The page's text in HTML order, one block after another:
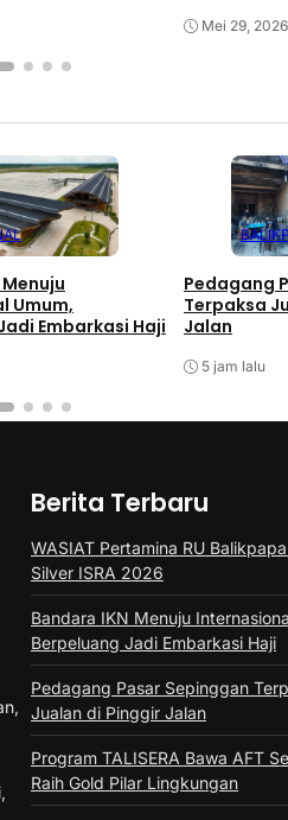
Mei 29, 2026
Umum,
Embarkasi Haji
Pedagang
Terpaksa
Jalan
5 jam lalu
Berita Terbaru
WASIAT Pertamina RU
Silver ISRA 2026
Bandara IKN Menuju
Berpeluang Jadi Embarkasi Haji
Pedagang Pasar Sepinggan
Jualan di Pinggir Jalan
Program TALISERA Bawa AFT
Raih Gold Pilar Lingkungan